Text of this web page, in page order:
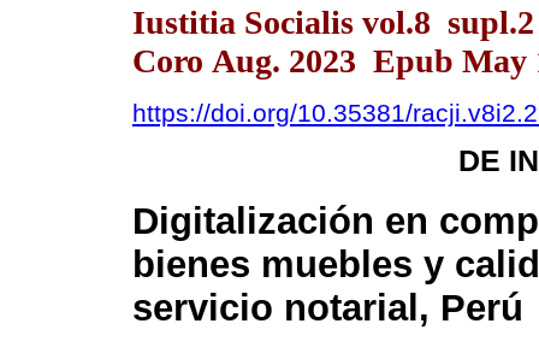
Iustitia Socialis vol.8 supl.2
Coro Aug. 2023 Epub May
https://doi.org/10.35381/
DE
Digitalización en
bienes muebles y
servicio notarial, Perú